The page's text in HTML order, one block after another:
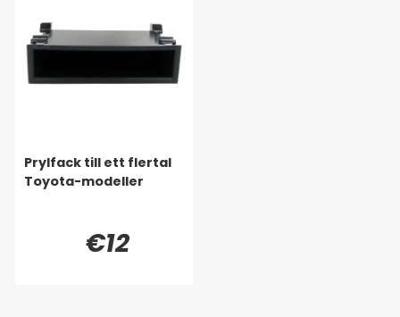
Prylfack till ett flertal
Toyota-modeller
€12